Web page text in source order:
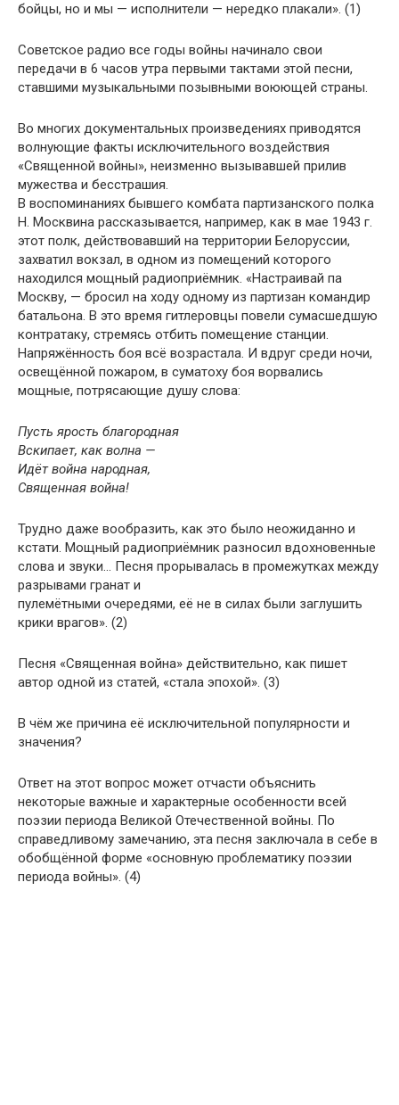
бойцы, но и мы — исполнители — нередко плакали». (1)
Советское радио все годы войны начинало свои
передачи в 6 часов утра первыми тактами этой песни,
ставшими музыкальными позывными воюющей страны.
Во многих документальных произведениях приводятся
волнующие факты исключительного воздействия
«Священной войны», неизменно вызывавшей прилив
мужества и бесстрашия.
В воспоминаниях бывшего комбата партизанского полка
Н. Москвина рассказывается, например, как в мае 1943 г.
этот полк, действовавший на территории Белоруссии,
захватил вокзал, в одном из помещений которого
находился мощный радиоприёмник. «Настраивай па
Москву, — бросил на ходу одному из партизан командир
батальона. В это время гитлеровцы повели сумасшедшую
контратаку, стремясь отбить помещение станции.
Напряжённость боя всё возрастала. И вдруг среди ночи,
освещённой пожаром, в суматоху боя ворвались
мощные, потрясающие душу слова:
Пусть ярость благородная
Вскипает, как волна —
Идёт война народная,
Священная война!
Трудно даже вообразить, как это было неожиданно и
кстати. Мощный радиоприёмник разносил вдохновенные
слова и звуки… Песня прорывалась в промежутках между
разрывами гранат и
пулемётными очередями, её не в силах были заглушить
крики врагов». (2)
Песня «Священная война» действительно, как пишет
автор одной из статей, «стала эпохой». (3)
В чём же причина её исключительной популярности и
значения?
Ответ на этот вопрос может отчасти объяснить
некоторые важные и характерные особенности всей
поэзии периода Великой Отечественной войны. По
справедливому замечанию, эта песня заключала в себе в
обобщённой форме «основную проблематику поэзии
периода войны». (4)